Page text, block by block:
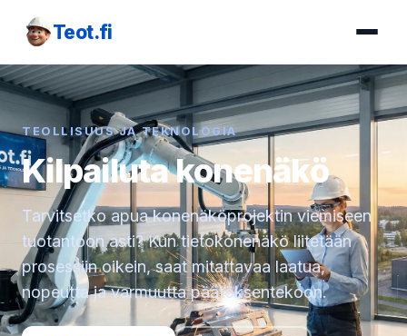
Teot.fi
TEOLLISUUS JA TEKNOLOGIA
Kilpailuta konenäkö
Tarvitsetko apua konenäköprojektin viemiseen
tuotantoon asti? Kun tietokonenäkö liitetään
prosessiin oikein, saat mitattavaa laatua,
nopeutta ja varmuutta päätöksentekoon.